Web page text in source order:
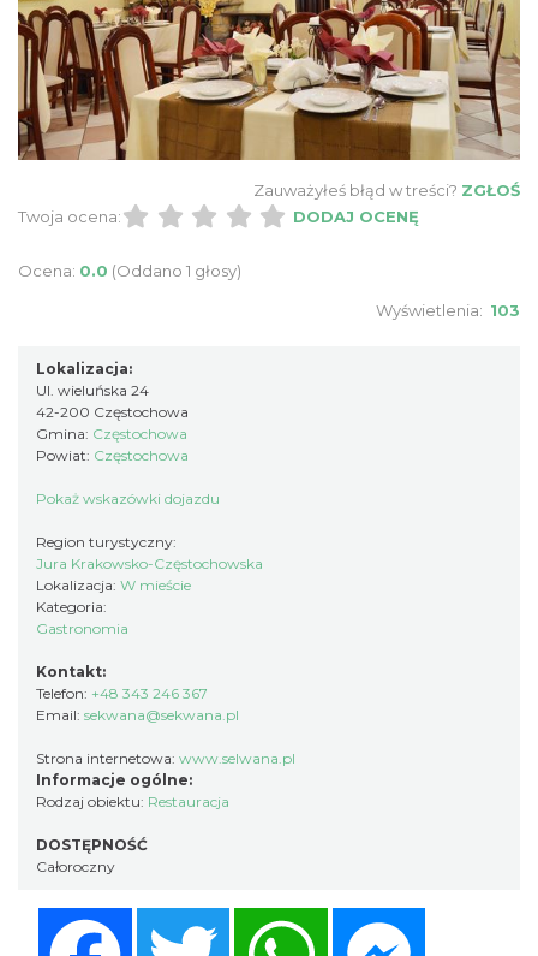
Zauważyłeś błąd w treści? ZGŁOŚ
Twoja ocena:
DODAJ OCENĘ
Ocena: 0.0 (Oddano 1 głosy)
Wyświetlenia: 103
Lokalizacja:
Ul. wieluńska 24
42-200 Częstochowa
Gmina: Częstochowa
Powiat: Częstochowa
Pokaż wskazówki dojazdu
Region turystyczny:
Jura Krakowsko-Częstochowska
Lokalizacja: W mieście
Kategoria:
Gastronomia
Kontakt:
Telefon: +48 343 246 367
Email: sekwana@sekwana.pl
Strona internetowa: www.selwana.pl
Informacje ogólne:
Rodzaj obiektu: Restauracja
DOSTĘPNOŚĆ
Całoroczny
Twitter WhatsApp